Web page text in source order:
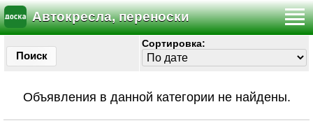
Автокресла, переноски
Поиск
Сортировка:
Объявления в данной категории не найдены.